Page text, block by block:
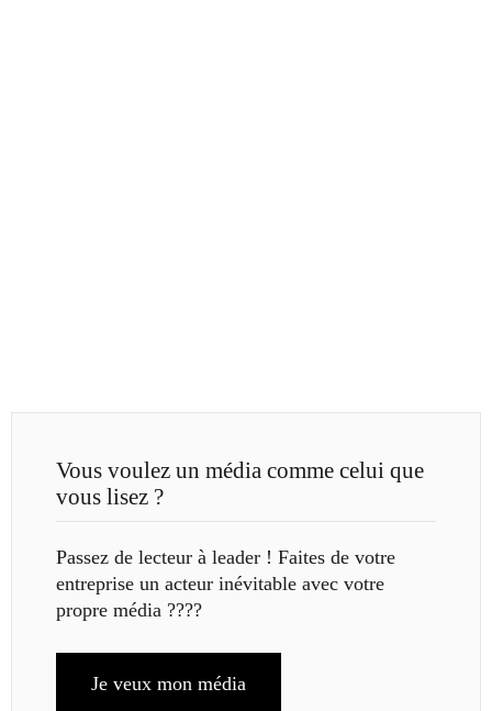
Vous voulez un média comme celui que
vous lisez ?
Passez de lecteur à leader ! Faites de votre
entreprise un acteur inévitable avec votre
propre média ????
Je veux mon média